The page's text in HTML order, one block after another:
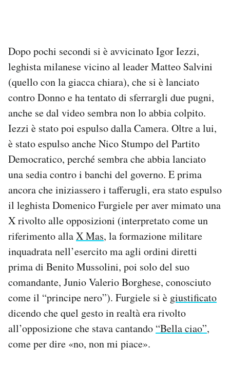
Dopo pochi secondi si è avvicinato Igor Iezzi,
leghista milanese vicino al leader Matteo Salvini
(quello con la giacca chiara), che si è lanciato
contro Donno e ha tentato di sferrargli due pugni,
anche se dal video sembra non lo abbia colpito.
Iezzi è stato poi espulso dalla Camera. Oltre a lui,
è stato espulso anche Nico Stumpo del Partito
Democratico, perché sembra che abbia lanciato
una sedia contro i banchi del governo. E prima
ancora che iniziassero i tafferugli, era stato espulso
il leghista Domenico Furgiele per aver mimato una
X rivolto alle opposizioni (interpretato come un
riferimento allaX Mas, la formazione militare
inquadrata nell’esercito ma agli ordini diretti
prima di Benito Mussolini, poi solo del suo
comandante, Junio Valerio Borghese, conosciuto
come il “principe nero”). Furgiele si è giustificato
dicendo che quel gesto in realtà era rivolto
all’opposizione che stava cantando “Bella ciao”,
come per dire «no, non mi piace».